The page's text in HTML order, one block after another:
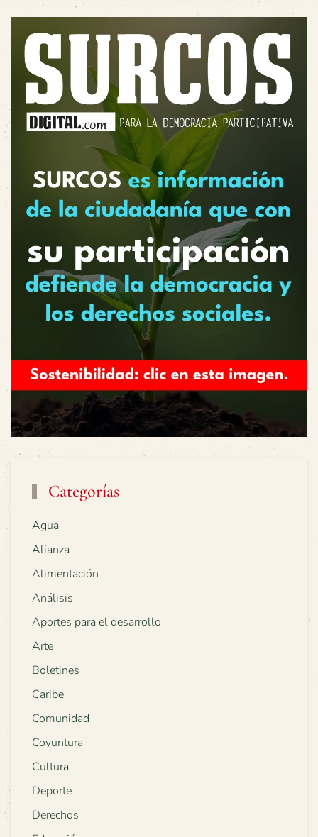
Categorías
Agua
Alianza
Alimentación
Análisis
Aportes para el desarrollo
Arte
Boletines
Caribe
Comunidad
Coyuntura
Cultura
Deporte
Derechos